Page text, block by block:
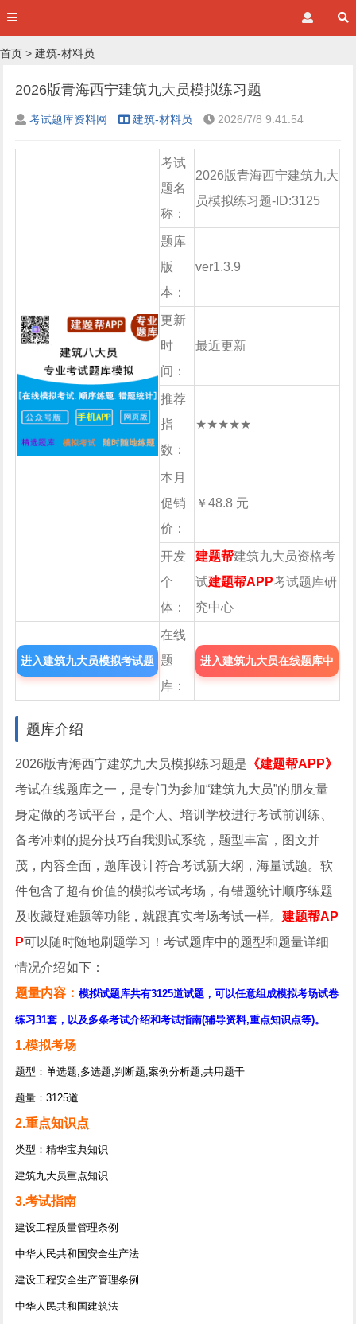
首页 > 建筑-材料员
2026版青海西宁建筑九大员模拟练习题
考试题库资料网 建筑-材料员 2026/7/8 9:41:54
考试
题名
称：
2026版青海西宁建筑九大
员模拟练习题-ID:3125
题库
版
本：
ver1.3.9
更新
时
间：
最近更新
推荐
指
数：
★★★★★
本月
促销
价：
￥48.8 元
开发
个
体：
建题帮建筑九大员资格考
试建题帮APP考试题库研
究中心
进入建筑九大员模拟考试题
在线
题
库：
进入建筑九大员在线题库中
题库介绍
2026版青海西宁建筑九大员模拟练习题是 《建题帮APP》
考试在线题库之一，是专门为参加“建筑九大员”的朋友量
身定做的考试平台，是个人、培训学校进行考试前训练、
备考冲刺的提分技巧自我测试系统，题型丰富，图文并
茂，内容全面，题库设计符合考试新大纲，海量试题。软
件包含了超有价值的模拟考试考场，有错题统计顺序练题
及收藏疑难题等功能，就跟真实考场考试一样。建题帮AP
P可以随时随地刷题学习！考试题库中的题型和题量详细
情况介绍如下：
题量内容：模拟试题库共有3125道试题，可以任意组成模拟考场试卷
练习31套，以及多条考试介绍和考试指南(辅导资料,重点知识点等)。
1.模拟考场
题型：单选题,多选题,判断题,案例分析题,共用题干
题量：3125道
2.重点知识点
类型：精华宝典知识
建筑九大员重点知识
3.考试指南
建设工程质量管理条例
中华人民共和国安全生产法
建设工程安全生产管理条例
中华人民共和国建筑法